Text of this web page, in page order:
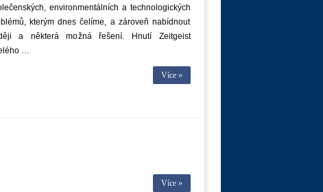
environmentálních a technologických
kterým dnes čelíme, a zároveň nabídnout
a některá možná řešení. Hnutí Zeitgeist
…
Více »
Více »